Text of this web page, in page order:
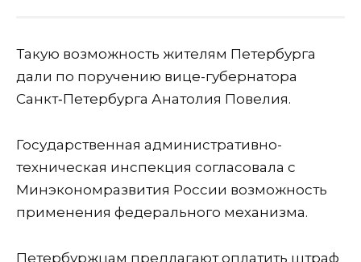
Такую возможность жителям Петербурга
дали по поручению вице-губернатора
Санкт‑Петербурга Анатолия Повелия.
Государственная административно-
техническая инспекция согласовала с
Минэкономразвития России возможность
применения федерального механизма.
Петербуржцам предлагают оплатить штраф